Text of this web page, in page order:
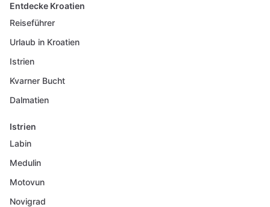
Entdecke Kroatien
Reiseführer
Urlaub in Kroatien
Istrien
Kvarner Bucht
Dalmatien
Istrien
Labin
Medulin
Motovun
Novigrad